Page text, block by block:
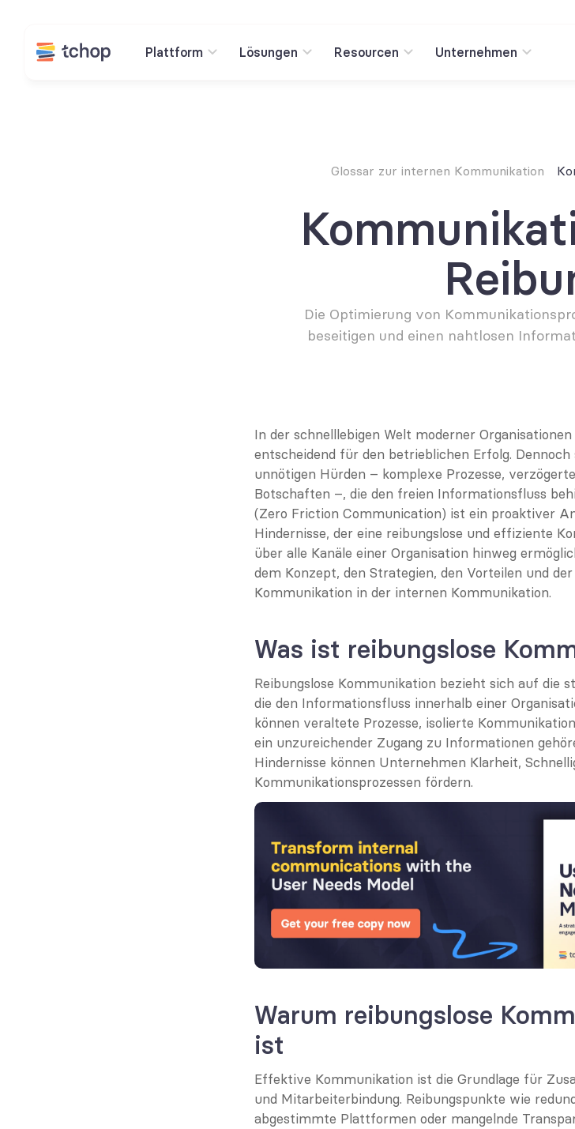
Plattform Lösungen Resourcen Unternehmen
Glossar zur internen Kommunikation
Die Optimierung von
beseitigen und einen nahtlosen
In der schnelllebigen Welt moderner
entscheidend für den betrieblichen Erfolg.
unnötigen Hürden – komplexe Prozesse,
Botschaften –, die den freien Informationsfluss
(Zero Friction Communication) ist ein proaktiver
Hindernisse, der eine reibungslose und effiziente
über alle Kanäle einer Organisation hinweg
dem Konzept, den Strategien, den Vorteilen und
Kommunikation in der internen Kommunikation.
Was ist reibungslose
Reibungslose Kommunikation bezieht sich auf die
die den Informationsfluss innerhalb einer
können veraltete Prozesse, isolierte
ein unzureichender Zugang zu Informationen
Hindernisse können Unternehmen Klarheit,
Kommunikationsprozessen fördern.
Warum reibungslose
ist
Effektive Kommunikation ist die Grundlage für
und Mitarbeiterbindung. Reibungspunkte wie
abgestimmte Plattformen oder mangelnde